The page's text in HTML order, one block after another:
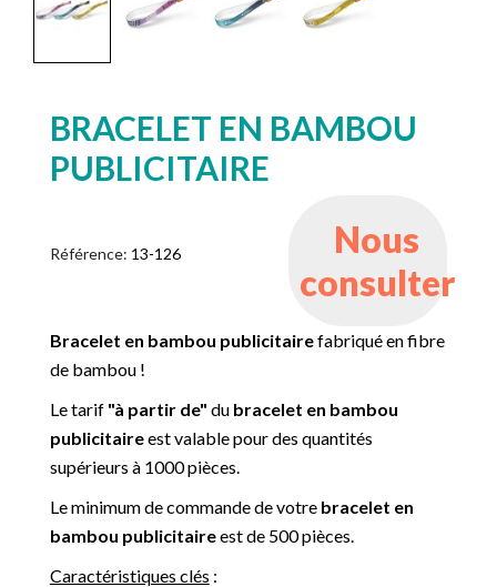
BRACELET EN BAMBOU
PUBLICITAIRE
Référence: 13-126
Nous
consulter
Bracelet en bambou publicitairefabriqué en fibre
de bambou !
Le tarif "à partir de" du bracelet en bambou
publicitaireest valable pour des quantités
supérieurs à 1000 pièces.
Le minimum de commande de votre bracelet en
bambou publicitaireest de 500 pièces.
Caractéristiques clés :